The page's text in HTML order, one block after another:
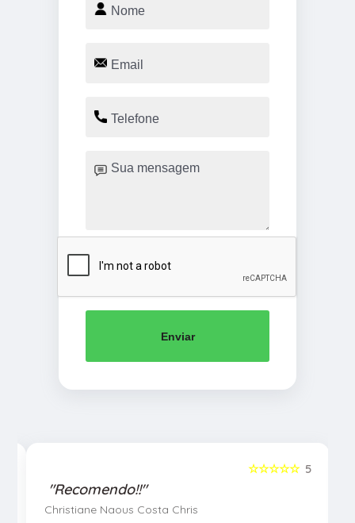
Enviar
5
☆☆☆☆☆
"Recomendo!!"
Christiane Naous Costa Chris